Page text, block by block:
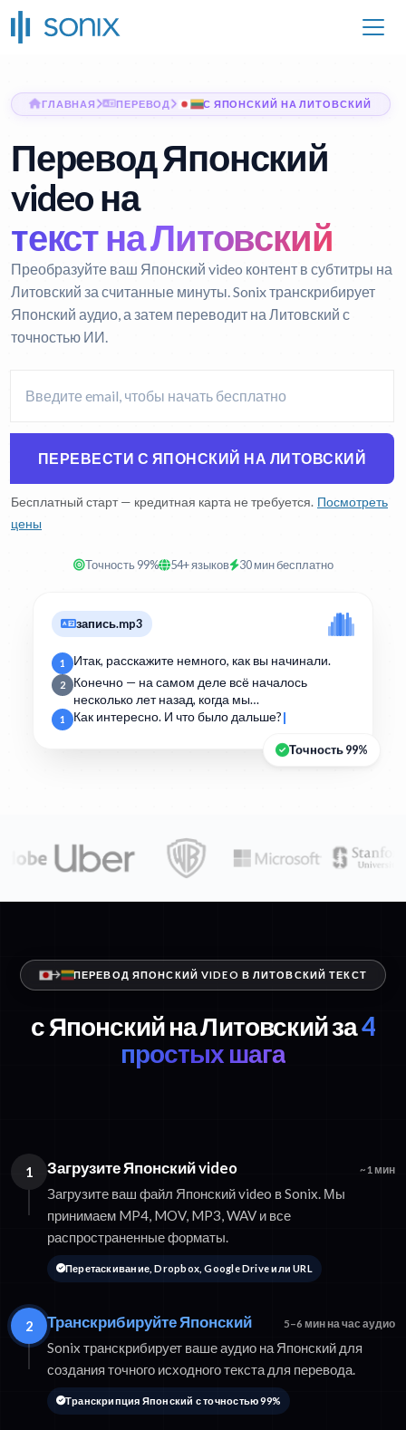
ГЛАВНАЯ ПЕРЕВОД С ЯПОНСКИЙ НА ЛИТОВСКИЙ
Перевод Японский
video на
текст на Литовский
Преобразуйте ваш Японский video контент в субтитры на
Литовский за считанные минуты. Sonix транскрибирует
Японский аудио, а затем переводит на Литовский с
точностью ИИ.
ПЕРЕВЕСТИ С ЯПОНСКИЙ НА ЛИТОВСКИЙ
Бесплатный старт — кредитная карта не требуется. Посмотреть
цены
Точность 99% 54+ языков 30 мин бесплатно
запись.mp3
1 Итак, расскажите немного, как вы начинали.
2
Конечно — на самом деле всё началось
несколько лет назад, когда мы…
1 Как интересно. И что было дальше?
Точность 99%
ПЕРЕВОД ЯПОНСКИЙ VIDEO В ЛИТОВСКИЙ ТЕКСТ
с Японский на Литовский за4
простых шага
1 Загрузите Японский video ~1 мин
Загрузите ваш файл Японский video в Sonix. Мы
принимаем MP4, MOV, MP3, WAV и все
распространенные форматы.
Перетаскивание, Dropbox, Google Drive или URL
2 Транскрибируйте Японский 5–6 мин на час аудио
Sonix транскрибирует ваше аудио на Японский для
создания точного исходного текста для перевода.
Транскрипция Японский с точностью 99%